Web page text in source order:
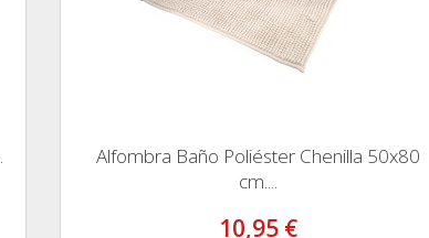
Alfombra Baño Poliéster Chenilla 50x80
cm....
10,95 €